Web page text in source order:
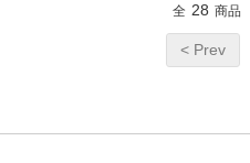
全 28 商品
< Prev